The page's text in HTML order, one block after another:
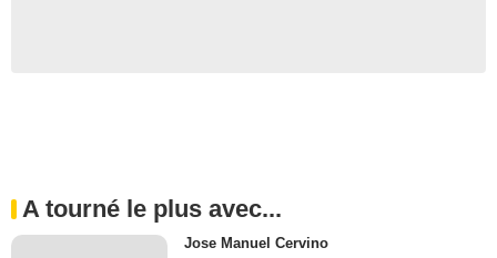
A tourné le plus avec...
Jose Manuel Cervino